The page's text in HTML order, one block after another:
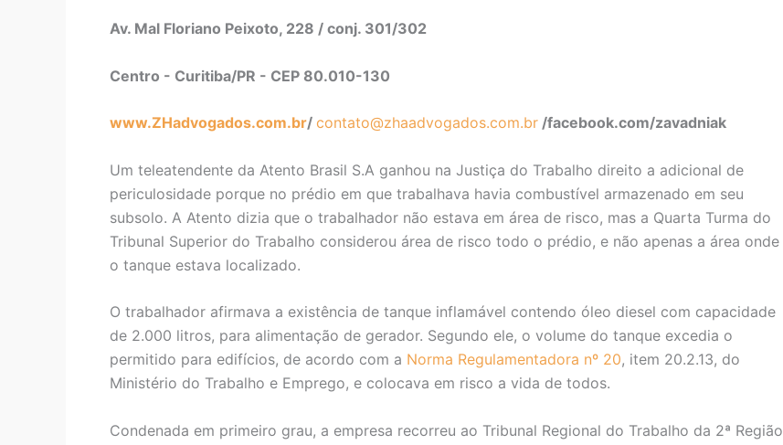
Av. Mal Floriano Peixoto, 228 / conj. 301/302
Centro - Curitiba/PR - CEP 80.010-130
www.ZHadvogados.com.br/ contato@zhaadvogados.com.br /facebook.com/zavadniak
Um teleatendente da Atento Brasil S.A ganhou na Justiça do Trabalho direito a adicional de
periculosidade porque no prédio em que trabalhava havia combustível armazenado em seu
subsolo. A Atento dizia que o trabalhador não estava em área de risco, mas a Quarta Turma do
Tribunal Superior do Trabalho considerou área de risco todo o prédio, e não apenas a área onde
o tanque estava localizado.
O trabalhador afirmava a existência de tanque inflamável contendo óleo diesel com capacidade
de 2.000 litros, para alimentação de gerador. Segundo ele, o volume do tanque excedia o
permitido para edifícios, de acordo com a Norma Regulamentadora nº 20, item 20.2.13, do
Ministério do Trabalho e Emprego, e colocava em risco a vida de todos.
Condenada em primeiro grau, a empresa recorreu ao Tribunal Regional do Trabalho da 2ª Região